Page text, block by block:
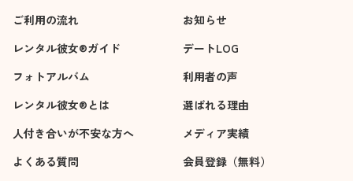
ご利用の流れ
お知らせ
レンタル彼女®ガイド
デートLOG
フォトアルバム
利用者の声
レンタル彼女®とは
選ばれる理由
人付き合いが不安な方へ
メディア実績
よくある質問
会員登録（無料）